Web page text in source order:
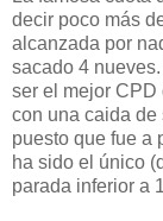
decir poco más
alcanzada por
sacado 4
ser el mejor CPD
con una caida de
puesto que fue a
ha sido el único
parada inferior a